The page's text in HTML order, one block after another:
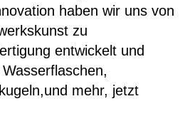
haben wir uns von
zu
entwickelt und
mehr, jetzt